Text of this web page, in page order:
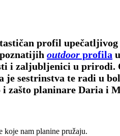
profil upečatljivog
outdoor profila
i zaljubljenici u prirodi.
je sestrinstva te radi u
i zašto planinare Daria i
koje nam planine pružaju.